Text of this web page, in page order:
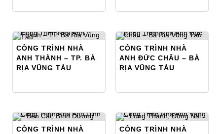
CÔNG TRÌNH NHÀ
ANH THÀNH – TP. BÀ
RỊA VŨNG TÀU
CÔNG TRÌNH NHÀ
ANH ĐỨC CHÂU – BÀ
RỊA VŨNG TÀU
CÔNG TRÌNH NHÀ
CÔNG TRÌNH NHÀ